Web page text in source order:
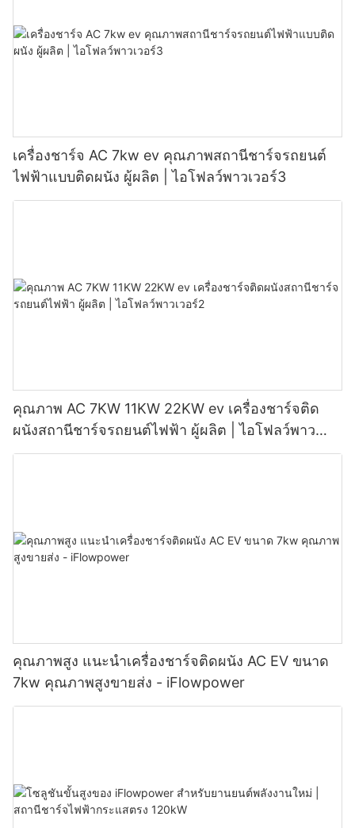
เครื่องชาร์จ AC 7kw ev คุณภาพสถานีชาร์จรถยนต์
ไฟฟ้าแบบติดผนัง ผู้ผลิต | ไอโฟลว์พาวเวอร์3
คุณภาพ AC 7KW 11KW 22KW ev เครื่องชาร์จติด
ผนังสถานีชาร์จรถยนต์ไฟฟ้า ผู้ผลิต | ไอโฟลว์พาว
เวอร์2
คุณภาพสูง แนะนำเครื่องชาร์จติดผนัง AC EV ขนาด
7kw คุณภาพสูงขายส่ง - iFlowpower